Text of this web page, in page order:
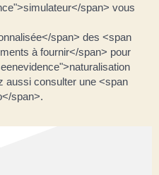
span> vous
span> des <span
à fournir</span> pour
aussi consulter une <span
span>.